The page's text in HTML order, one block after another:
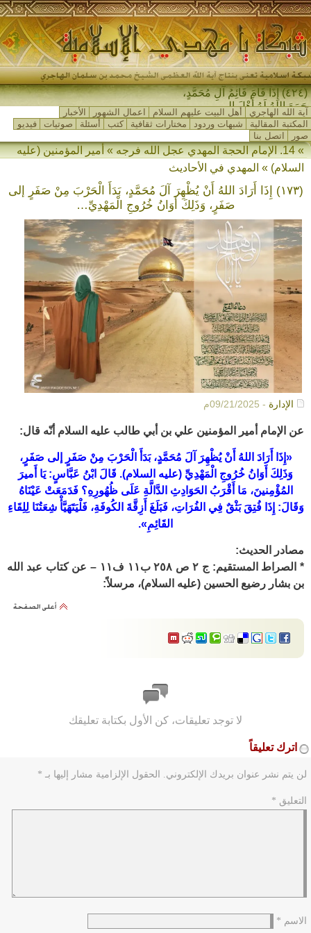
(٤٢٤) إِذَا قَامَ قَائِمُ آلِ مُحَمَّدٍ،
جَمَعَ اللهُ لَهُ أَهْلَ المَشْرِ-
آية الله الهاجري أهل البيت عليهم السلام اعمال الشهور
الأخبار
المكتبة المقالية
شبهات وردود مختارات ثقافية كتب أسئلة صوتيات
فيديو
صور
اتصل بنا
» 14. الإمام الحجة المهدي عجل الله فرجه » أمير المؤمنين (عليه
السلام) » المهدي في الأحاديث
(١٧٣) إِذَا أَرَادَ اللهُ أَنْ يُظْهِرَ آلَ مُحَمَّدٍ، بَدَأَ الْحَرْبَ مِنْ صَفَرٍ إلى
صَفَرٍ، وَذَلِكَ أَوَانُ خُرُوجِ الْمَهْدِيِّ…
الإدارة - 09/21/2025م
عن الإمام أمير المؤمنين علي بن أبي طالب عليه السلام أنّه قال:
«إِذَا أَرَادَ اللهُ أَنْ يُظْهِرَ آلَ مُحَمَّدٍ، بَدَأَ الْحَرْبَ مِنْ صَفَرٍ إلى صَفَرٍ،
وَذَلِكَ أَوَانُ خُرُوجِ الْمَهْدِيِّ (عليه السلام). قَالَ ابْنُ عَبَّاسٍ: يَا أَميرَ
المُؤْمِنينَ، مَا أَقْرَبُ الحَوَادِثِ الدَّالَّةِ عَلَى ظُهُورِهِ؟ فَدَمَعَتْ عَيْنَاهُ
وَقَالَ: إِذَا فُتِقَ بَثْقٌ فِي الفُرَاتِ، فَبَلَغَ أَزِقَّةَ الكُوفَةِ، فَلْيَتَهَيَّأْ شِعَتُنَا لِلِقَاءِ
القَائِمِ».
مصادر الحديث:
* الصراط المستقيم: ج ٢ ص ٢٥٨ ب١١ ف١١ – عن كتاب عبد الله
بن بشار رضيع الحسين (عليه السلام)، مرسلاً:
لا توجد تعليقات، كن الأول بكتابة تعليقك
اترك تعليقاً
لن يتم نشر عنوان بريدك الإلكتروني. الحقول الإلزامية مشار إليها بـ *
التعليق *
الاسم *